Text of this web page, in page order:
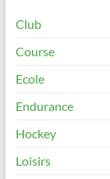
Club
Course
Ecole
Endurance
Hockey
Loisirs